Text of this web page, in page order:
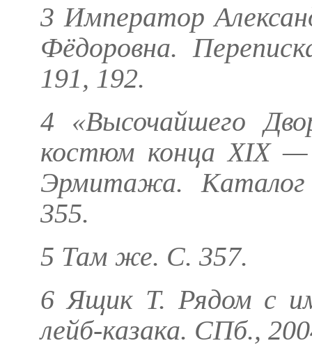
3 Император
Фёдоровна.
191, 192.
4 «Высочайшего
костюм конца XIX —
Эрмитажа.
355.
5 Там же. С. 357.
6 Ящик Т. Рядом с
лейб-казака. СПб.,